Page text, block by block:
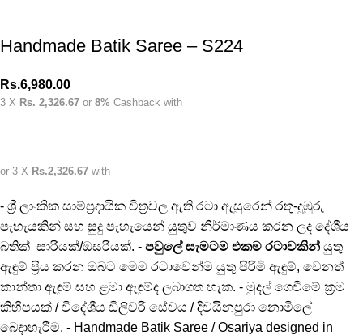
Handmade Batik Saree – S224
Rs.6,980.00
3 X Rs. 2,326.67 or 8% Cashback with
or 3 X Rs.2,326.67 with
- ශ්‍රී ලාංකික සාම්ප්‍රදායික චිත්‍රවල ඇති රටා ඇසුරෙන් රතු-දුඹුරු
පැහැයකින් සහ සුදු පැහැයෙන් යුතුව නිර්මාණය කරන ලද දේශීය
බතික් සාරියක්/ඔසරියක්. - පවුලේ සැමටම එකම රටාවකින් යුතු
ඇඳුම් ප්‍රිය කරන ඔබට මෙම රටාවෙන්ම යුතු පිරිමි ඇඳුම්, වෙනත්
කාන්තා ඇඳුම් සහ ළමා ඇඳුම්ද ලබාගත හැක. - මුදල් ගෙවීමේ ක්‍රම
කිහිපයක් / විදේශීය ඩිලිවරි සේවය / දිවයිනපුරා නොමිලේ
බෙදාහැරීම. - Handmade Batik Saree / Osariya designed in